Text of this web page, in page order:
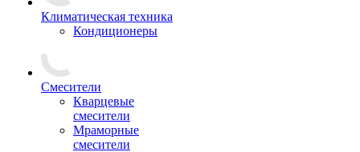
Климатическая техника
Кондиционеры
Смесители
Кварцевые
смесители
Мраморные
смесители